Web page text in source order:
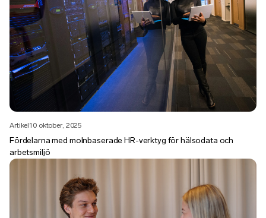
Artikel10 oktober, 2025
Fördelarna med molnbaserade HR-verktyg för hälsodata och
arbetsmiljö